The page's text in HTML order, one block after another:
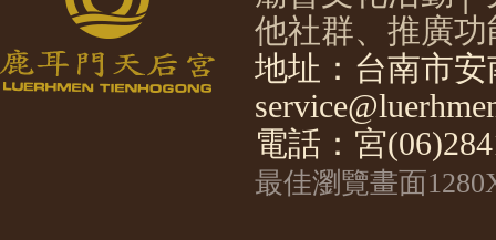
他社群、推廣功
地址：台南市
電話：宮
最佳瀏覽畫面